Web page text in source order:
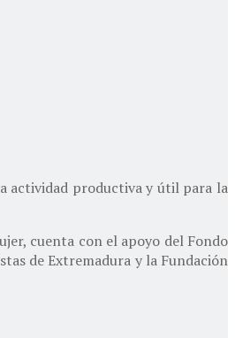
actividad productiva y útil para la
cuenta con el apoyo del Fondo
de Extremadura y la Fundación